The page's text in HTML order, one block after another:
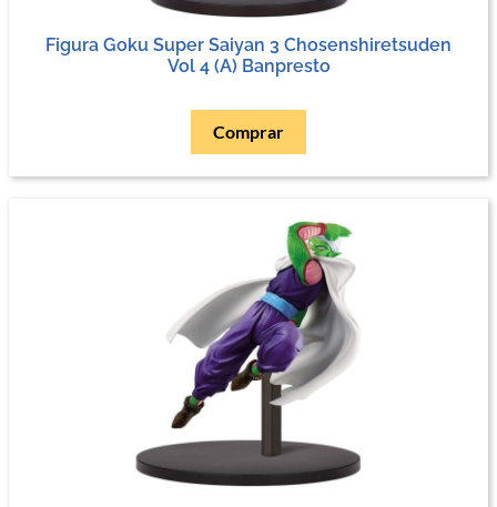
Figura Goku Super Saiyan 3 Chosenshiretsuden
Vol 4 (A) Banpresto
Comprar